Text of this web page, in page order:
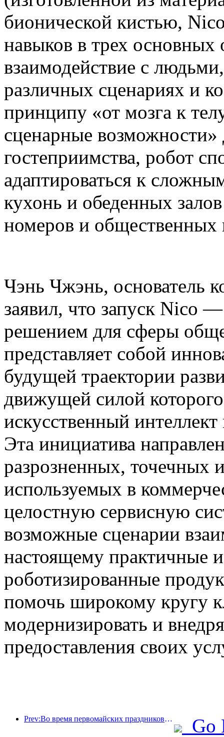
бионической кистью,
навыков в трех основных
взаимодействие с
различных сценариях и
принципу «от мозга к
сценарные возможности»
гостеприимства, робот
адаптироваться к
кухонь и обеденных
номеров и общественных
Чэнь Чжэнь, основатель
заявил, что запуск Nico
решением для сферы
представляет собой
будущей траектории
движущей силой
искусственный
Эта инициатива
разрозненных, точечных
используемых в
целостную сервисную
возможные сценарии
настоящему практичные
роботизированные
помочь широкому кругу
модернизировать и
предоставления своих
Prev:Во время первомайских праздников по железной дороге в дельте реки Янцзы было перевезено более 21,38 миллиона пассажиров.
Go